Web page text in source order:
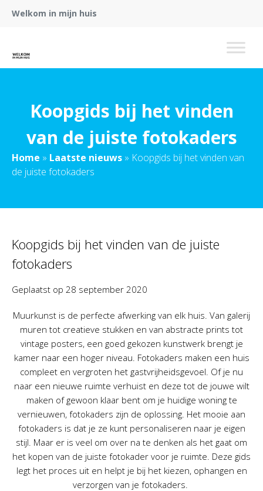
Welkom in mijn huis
Koopgids bij het vinden
van de juiste fotokaders
Home » Laatste nieuws » Koopgids bij het vinden van
de juiste fotokaders
Koopgids bij het vinden van de juiste
fotokaders
Geplaatst op 28 september 2020
Muurkunst is de perfecte afwerking van elk huis. Van galerij
muren tot creatieve stukken en van abstracte prints tot
vintage posters, een goed gekozen kunstwerk brengt je
kamer naar een hoger niveau. Fotokaders maken een huis
compleet en vergroten het gastvrijheidsgevoel. Of je nu
naar een nieuwe ruimte verhuist en deze tot de jouwe wilt
maken of gewoon klaar bent om je huidige woning te
vernieuwen, fotokaders zijn de oplossing. Het mooie aan
fotokaders is dat je ze kunt personaliseren naar je eigen
stijl. Maar er is veel om over na te denken als het gaat om
het kopen van de juiste fotokader voor je ruimte. Deze gids
legt het proces uit en helpt je bij het kiezen, ophangen en
verzorgen van je fotokaders.